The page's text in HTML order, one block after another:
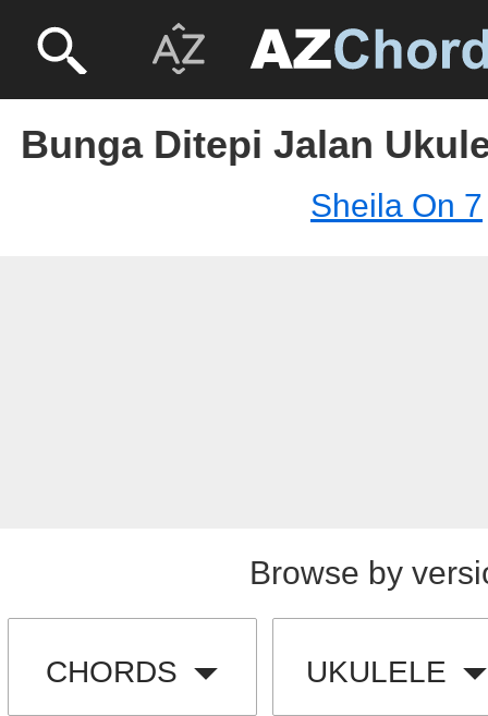
Bunga Ditepi Jalan
Sheila On 7
Browse by
CHORDS UKULELE